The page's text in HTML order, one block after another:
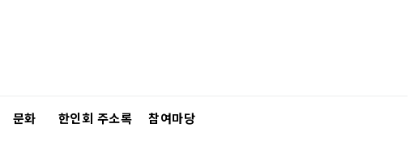
문화 한인회 주소록 참여마당